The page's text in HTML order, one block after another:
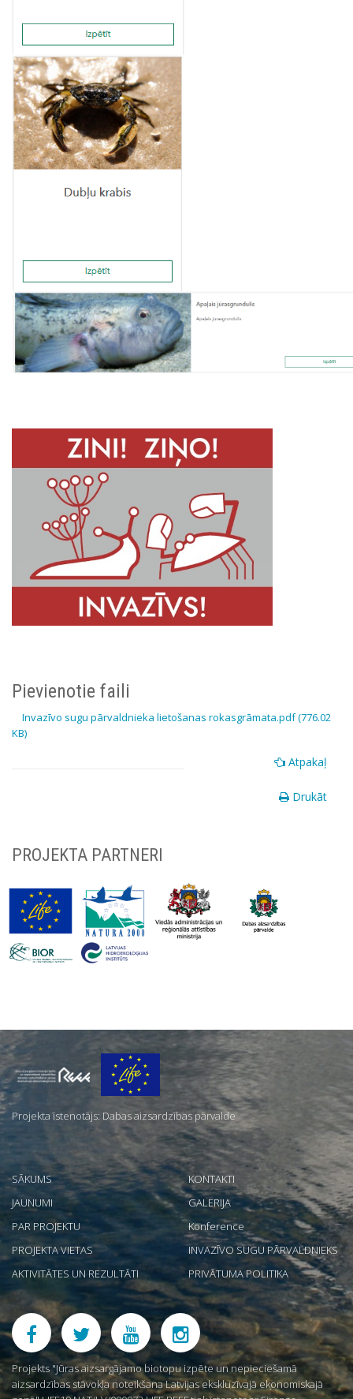
Pievienotie faili
Invazīvo sugu pārvaldnieka lietošanas rokasgrāmata.pdf (776.02
KB)
Atpakaļ
Drukāt
PROJEKTA PARTNERI
Par
mums
Projekta īstenotājs: Dabas aizsardzības pārvalde
SĀKUMS
JAUNUMI
PAR PROJEKTU
PROJEKTA VIETAS
AKTIVITĀTES UN REZULTĀTI
KONTAKTI
GALERIJA
Konference
INVAZĪVO SUGU PĀRVALDNIEKS
PRIVĀTUMA POLITIKA
Projekts "Jūras aizsargājamo biotopu izpēte un nepieciešamā
aizsardzības stāvokļa noteikšana Latvijas ekskluzīvajā ekonomiskajā